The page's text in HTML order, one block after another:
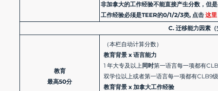
非加拿大的工作经验不能直接产生分数，但
工作经验必须是TEER的0/1/2/3类, 点击 这里
C. 迁移能力因素
教育
最高50分
（本栏自动计算分数）
教育背景 x 语言能力
1 年大专及以上同时第一语言每一项都有
双学位以上或者第一语言每一项都有CLB9
教育背景 x 加拿大工作经验